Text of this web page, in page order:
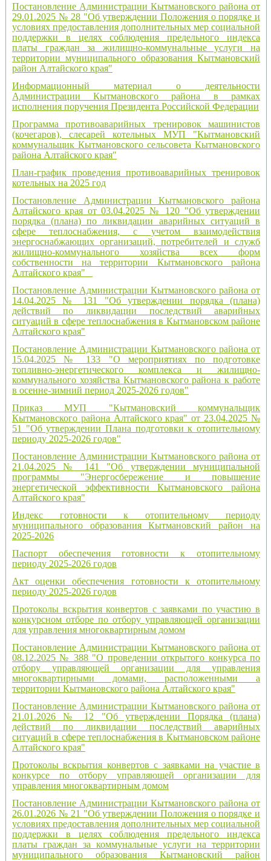
Постановление Администрации Кытмановского района от
29.01.2025 № 28 "Об утверждении Положения о порядке и
условиях предоставления дополнительных мер социальной
поддержки в целях соблюдения предельного индекса
платы граждан за жилищно-коммунальные услуги на
территории муниципального образования Кытмановский
район Алтайского края"
Информационный материал о деятельности
Администрации Кытмановского района в рамках
исполнения поручения Президента Российской Федерации
Программа противоаварийных тренировок машинистов
(кочегаров), слесарей котельных МУП "Кытмановский
коммунальщик Кытмановского сельсовета Кытмановского
района Алтайского края"
План-график проведения противоаварийных тренировок
котельных на 2025 год
Постановление Администрации Кытмановского района
Алтайского края от 03.04.2025 № 120 "Об утверждении
порядка (плана) по ликвидации аварийных ситуаций в
сфере теплоснабжения, с учетом взаимодействия
энергоснабжающих организаций, потребителей и служб
жилищно-коммунального хозяйства всех форм
собственности на территории Кытмановского района
Алтайского края"
Постановление Администрации Кытмановского района от
14.04.2025 № 131 "Об утверждении порядка (плана)
действий по ликвидации последствий аварийных
ситуаций в сфере теплоснабжения в Кытмановском районе
Алтайского края"
Постановление Администрации Кытмановского района от
15.04.2025 № 133 "О мероприятиях по подготовке
топливно-энергетического комплекса и жилищно-
коммунального хозяйства Кытмановского района к работе
в осенне-зимний период 2025-2026 годов"
Приказ МУП "Кытмановский коммунальщик
Кытмановского района Алтайского края" от 23.04.2025 №
51 "Об утверждении Плана подготовки к отопительному
периоду 2025-2026 годов"
Постановление Администрации Кытмановского района от
21.04.2025 № 141 "Об утверждении муниципальной
программы "Энергосбережение и повышение
энергетической эффективности Кытмановского района
Алтайского края"
Индекс готовности к отопительному периоду
муниципального образования Кытмановский район на
2025-2026
Паспорт обеспечения готовности к отопительному
периоду 2025-2026 годов
Акт оценки обеспечения готовности к отопительному
периоду 2025-2026 годов
Протоколы вскрытия конвертов с заявками по участию в
конкурсном отборе по отбору управляющей организации
для управления многоквартирным домом
Постановление Администрации Кытмановского района от
08.12.2025 № 388 "О проведении открытого конкурса по
отбору управляющей организации для управления
многоквартирными домами, расположенными а
территории Кытмановского района Алтайского края"
Постановление Администрации Кытмановского района от
21.01.2026 № 12 "Об утверждении Порядка (плана)
действий по ликвидации последствий аварийных
ситуаций в сфере теплоснабжения в Кытмановском районе
Алтайского края"
Протоколы вскрытия конвертов с заявками на участие в
конкурсе по отбору управляющей организации для
управления многоквартирным домом
Постановление Администрации Кытмановского района от
26.01.2026 № 21 "Об утверждении Положения о порядке и
условиях предоставления дополнительных мер социальной
поддержки в целях соблюдения предельного индекса
платы граждан за коммунальные услуги на территории
муниципального образования Кытмановский район